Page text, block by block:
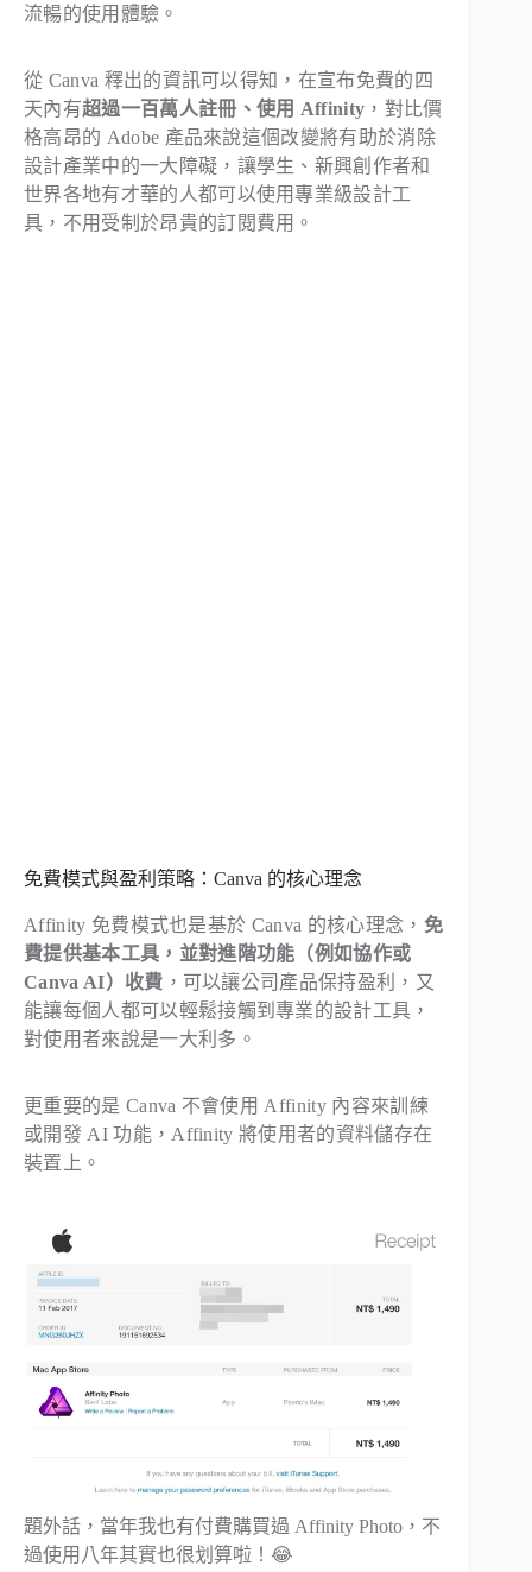
流暢的使用體驗。
從 Canva 釋出的資訊可以得知，在宣布免費的四
天內有超過一百萬人註冊、使用 Affinity ，對比價
格高昂的 Adobe 產品來說這個改變將有助於消除
設計產業中的一大障礙，讓學生、新興創作者和
世界各地有才華的人都可以使用專業級設計工
具，不用受制於昂貴的訂閱費用。
免費模式與盈利策略：Canva 的核心理念
Affinity 免費模式也是基於 Canva 的核心理念， 免
費提供基本工具，並對進階功能（例如協作或
Canva AI）收費 ，可以讓公司產品保持盈利，又
能讓每個人都可以輕鬆接觸到專業的設計工具，
對使用者來說是一大利多。
更重要的是 Canva 不會使用 Affinity 內容來訓練
或開發 AI 功能，Affinity 將使用者的資料儲存在
裝置上。
題外話，當年我也有付費購買過 Affinity Photo，不
過使用八年其實也很划算啦！😂